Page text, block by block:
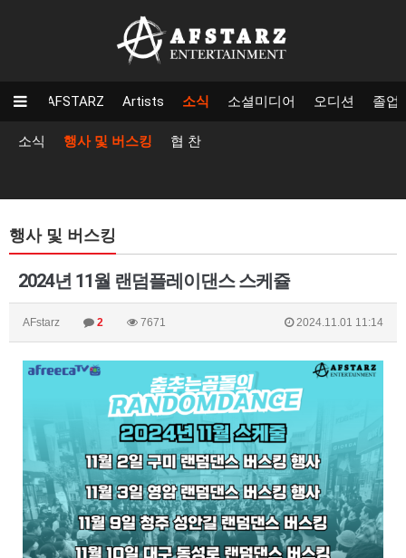
AFSTARZ Artists 소식 소셜미디어 오디션 졸업
소식 행사 및 버스킹 협 찬
행사 및 버스킹
2024년 11월 랜덤플레이댄스 스케쥴
AFstarz 2 7671 2024.11.01 11:14